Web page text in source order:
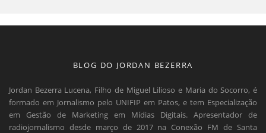
BLOG DO JORDAN BEZERRA
Jordan Bezerra Lucena, Filho de Miguel Lilioso e Maria do Socorro, é
formado em Jornalismo pelo UNIFIP em Patos, e tem Especialização
em Gestão de Marketing em Mídias Digitais. Apresentador de
radiojornalismo desde março de 2017 na Conexão FM de Santa